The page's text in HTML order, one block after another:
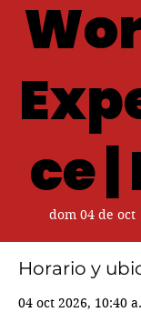
ce |
dom 04 de oct
Horario y
04 oct 2026, 10:40